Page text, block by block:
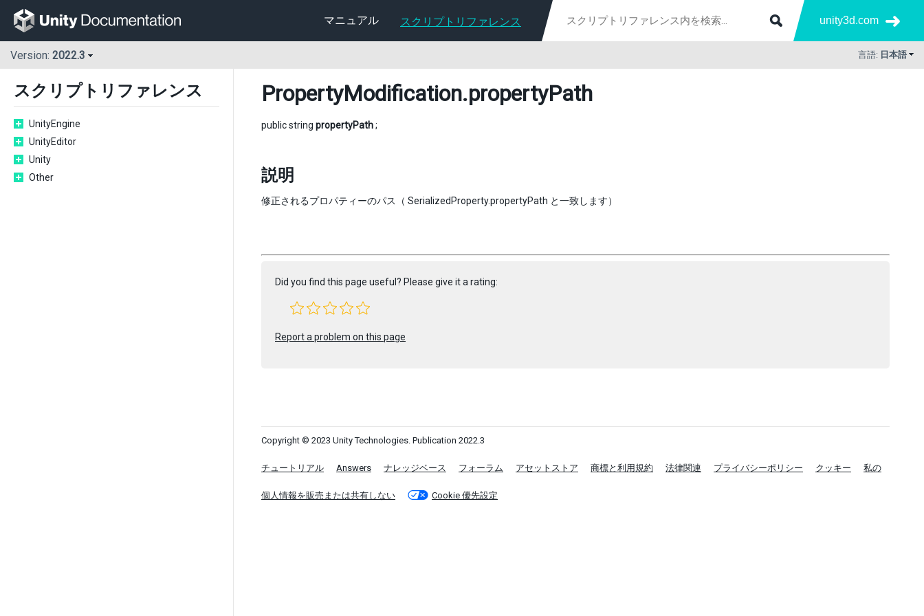
マニュアル スクリプトリファレンス unity3d.com
Version: 2022.3 言語: 日本語
スクリプトリファレンス
UnityEngine
UnityEditor
Unity
Other
PropertyModification.propertyPath
public string propertyPath;
説明
修正されるプロパティーのパス（ SerializedProperty.propertyPath と一致します）
Did you find this page useful? Please give it a rating:
Report a problem on this page
Copyright © 2023 Unity Technologies. Publication 2022.3
チュートリアル Answers ナレッジベース フォーラム アセットストア 商標と利用規約 法律関連 プライバシーポリシー クッキー 私の
個人情報を販売または共有しない Cookie 優先設定